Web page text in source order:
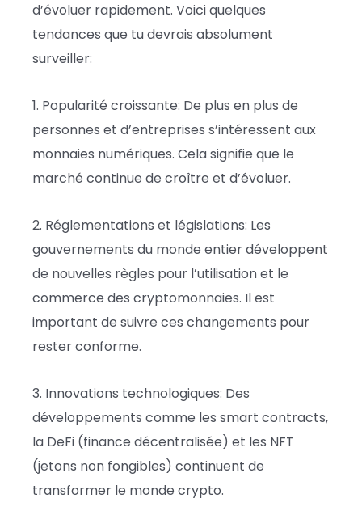
d’évoluer rapidement. Voici quelques
tendances que tu devrais absolument
surveiller:
1. Popularité croissante: De plus en plus de
personnes et d’entreprises s’intéressent aux
monnaies numériques. Cela signifie que le
marché continue de croître et d’évoluer.
2. Réglementations et législations: Les
gouvernements du monde entier développent
de nouvelles règles pour l’utilisation et le
commerce des cryptomonnaies. Il est
important de suivre ces changements pour
rester conforme.
3. Innovations technologiques: Des
développements comme les smart contracts,
la DeFi (finance décentralisée) et les NFT
(jetons non fongibles) continuent de
transformer le monde crypto.